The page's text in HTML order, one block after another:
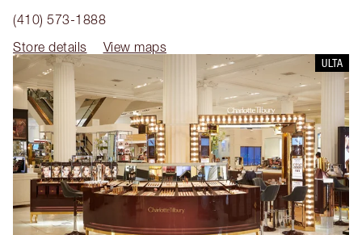
(410) 573-1888
Store details
View maps
ULTA